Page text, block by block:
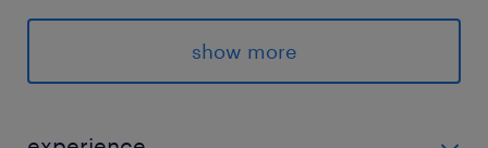
・直接雇用前向き企業♪
・資格＆経験を活かして安定企業で就業
・休憩時の社内休憩＆私用外出OK
show more